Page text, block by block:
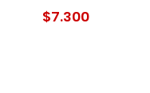
$7.300